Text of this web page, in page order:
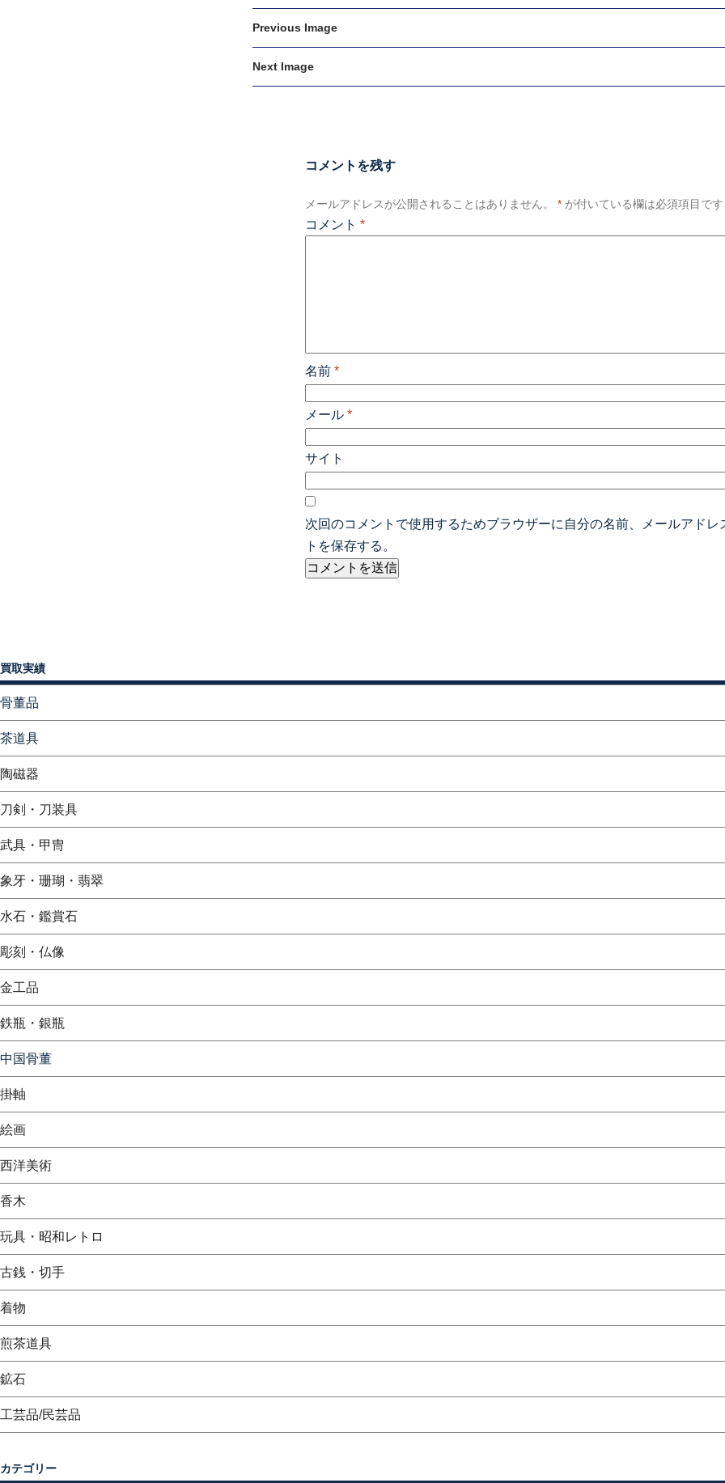
Previous Image
Next Image
コメントを残す
メールアドレスが公開されることはありません。 * が付いている欄は必須項目です
コメント *
名前 *
メール *
サイト
次回のコメントで使用するためブラウザーに自分の名前、メールアドレ
トを保存する。
買取実績
骨董品
茶道具
陶磁器
刀剣・刀装具
武具・甲冑
象牙・珊瑚・翡翠
水石・鑑賞石
彫刻・仏像
金工品
鉄瓶・銀瓶
中国骨董
掛軸
絵画
西洋美術
香木
玩具・昭和レトロ
古銭・切手
着物
煎茶道具
鉱石
工芸品/民芸品
カテゴリー